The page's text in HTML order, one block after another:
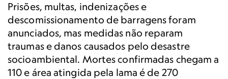
Prisões, multas, indenizações e
descomissionamento de barragens foram
anunciados, mas medidas não reparam
traumas e danos causados pelo desastre
socioambiental. Mortes confirmadas chegam a
110 e área atingida pela lama é de 270